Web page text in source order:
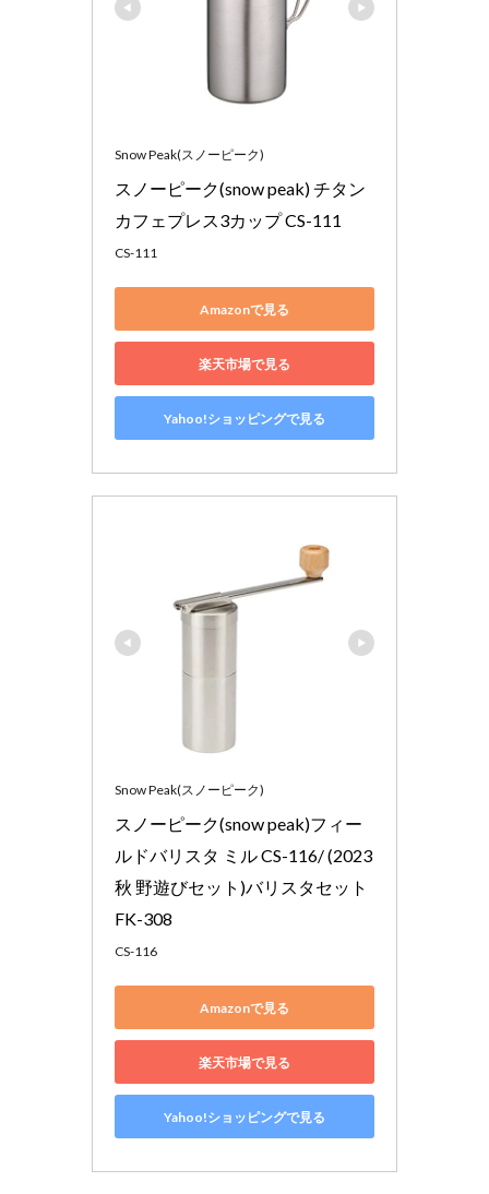
Snow Peak(スノーピーク)
スノーピーク(snow peak) チタン
カフェプレス3カップ CS-111
CS-111
Amazonで見る
楽天市場で見る
Yahoo!ショッピングで見る
Snow Peak(スノーピーク)
スノーピーク(snow peak)フィー
ルドバリスタ ミル CS-116/ (2023
秋 野遊びセット)バリスタセット
FK-308
CS-116
Amazonで見る
楽天市場で見る
Yahoo!ショッピングで見る